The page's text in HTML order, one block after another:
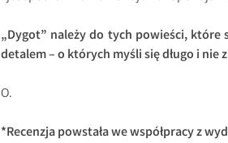
„Dygot” należy do tych powieści,
detalem – o których myśli się długo i nie
O.
*Recenzja powstała we współpracy z